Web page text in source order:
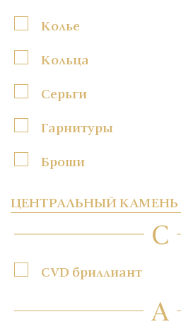
Колье
Кольца
Серьги
Гарнитуры
Броши
ЦЕНТРАЛЬНЫЙ КАМЕНЬ
C
CVD бриллиант
А